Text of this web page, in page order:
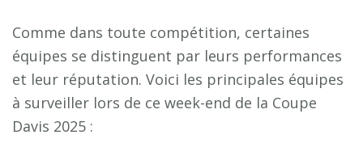
Comme dans toute compétition, certaines
équipes se distinguent par leurs performances
et leur réputation. Voici les principales équipes
à surveiller lors de ce week-end de la Coupe
Davis 2025 :